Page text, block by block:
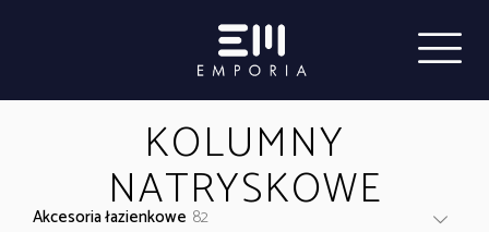
KOLUMNY
NATRYSKOWE
Akcesoria łazienkowe 8282